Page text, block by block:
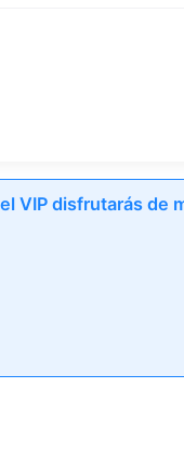
VIP disfrutarás de